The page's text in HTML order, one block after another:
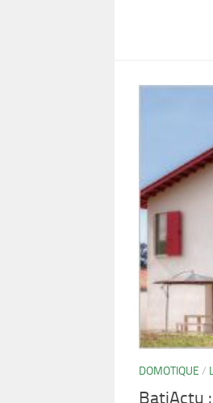
DOMOTIQUE /
BatiActu